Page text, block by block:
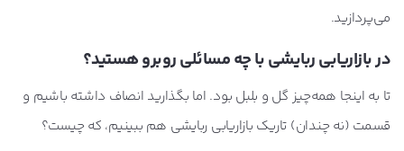
می‌پردازید.
در بازاریابی ربایشی با چه مسائلی روبرو هستید؟
تا به اینجا همه‌چیز گل و بلبل بود. اما بگذارید انصاف داشته باشیم و
قسمت (نه چندان) تاریک بازاریابی ربایشی هم ببینیم، که چیست؟